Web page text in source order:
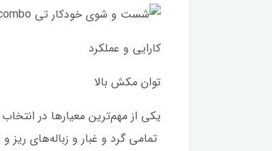
کارایی و عملکرد
توان مکش بالا
تمامی گرد و غبار و زباله‌های